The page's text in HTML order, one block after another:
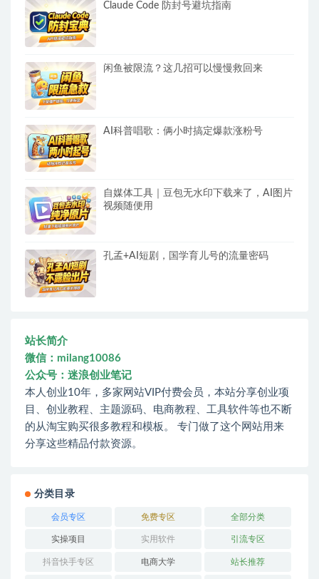
Claude Code 防封号避坑指南
闲鱼被限流？这几招可以慢慢救回来
AI科普唱歌：俩小时搞定爆款涨粉号
自媒体工具｜豆包无水印下载来了，AI图片
视频随便用
孔孟+AI短剧，国学育儿号的流量密码
站长简介
微信：milang10086
公众号：迷浪创业笔记
本人创业10年，多家网站VIP付费会员，本站分享创业项
目、创业教程、主题源码、电商教程、工具软件等也不断
的从淘宝购买很多教程和模板。 专门做了这个网站用来
分享这些精品付款资源。
分类目录
会员专区 免费专区 全部分类
实操项目 实用软件 引流专区
抖音快手专区 电商大学 站长推荐